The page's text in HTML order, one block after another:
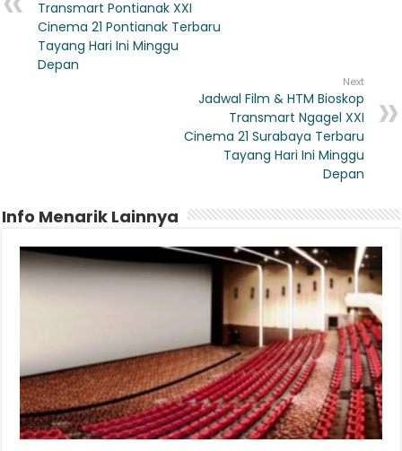
Transmart Pontianak XXI
Cinema 21 Pontianak Terbaru
Tayang Hari Ini Minggu
Depan
Next
Jadwal Film & HTM Bioskop
Transmart Ngagel XXI
Cinema 21 Surabaya Terbaru
Tayang Hari Ini Minggu
Depan
Info Menarik Lainnya